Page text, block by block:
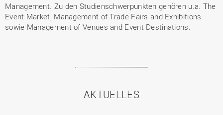
Management. Zu den Studienschwerpunkten gehören u.a. The
Event Market, Management of Trade Fairs and Exhibitions
sowie Management of Venues and Event Destinations.
AKTUELLES